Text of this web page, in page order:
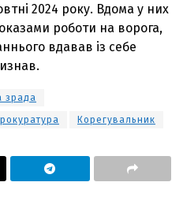
2024 року. Вдома у них
роботи на ворога,
вдавав із себе
зрада
Корегувальник